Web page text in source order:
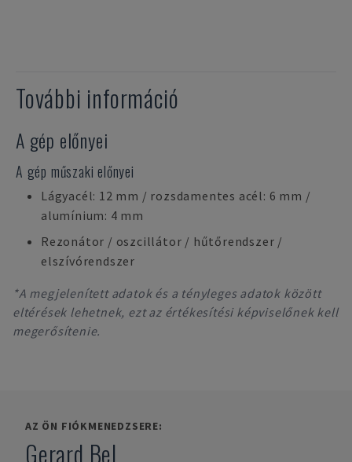
További információ
A gép előnyei
A gép műszaki előnyei
Lágyacél: 12 mm / rozsdamentes acél: 6 mm /
alumínium: 4 mm
Rezonátor / oszcillátor / hűtőrendszer /
elszívórendszer
*A megjelenített adatok és a tényleges adatok között
eltérések lehetnek, ezt az értékesítési képviselőnek kell
megerősítenie.
AZ ÖN FIÓKMENEDZSERE:
Gerard Bel